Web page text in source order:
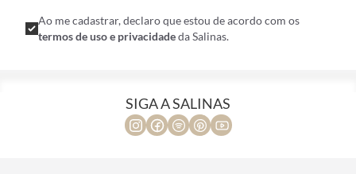
Ao me cadastrar, declaro que estou de acordo com os
termos de uso e privacidadeda Salinas.
SIGA A SALINAS